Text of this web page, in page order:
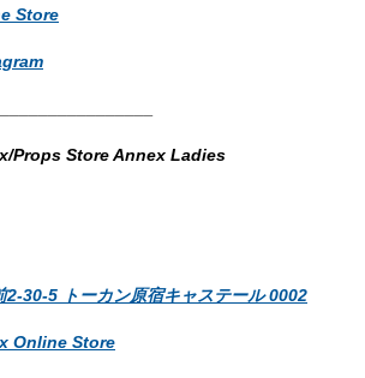
Store
Props Store Annex Ladies
2-30-5 トーカン原宿キャステール 0002
Online Store